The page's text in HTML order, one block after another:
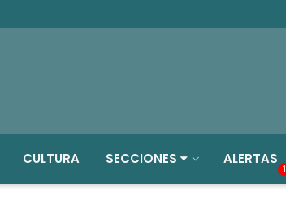
CULTURA SECCIONES ALERTAS
1